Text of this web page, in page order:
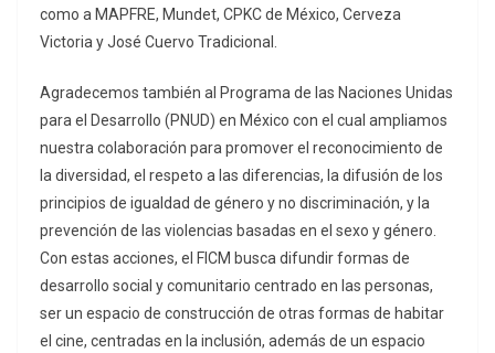
como a MAPFRE, Mundet, CPKC de México, Cerveza
Victoria y José Cuervo Tradicional.
Agradecemos también al Programa de las Naciones Unidas
para el Desarrollo (PNUD) en México con el cual ampliamos
nuestra colaboración para promover el reconocimiento de
la diversidad, el respeto a las diferencias, la difusión de los
principios de igualdad de género y no discriminación, y la
prevención de las violencias basadas en el sexo y género.
Con estas acciones, el FICM busca difundir formas de
desarrollo social y comunitario centrado en las personas,
ser un espacio de construcción de otras formas de habitar
el cine, centradas en la inclusión, además de un espacio